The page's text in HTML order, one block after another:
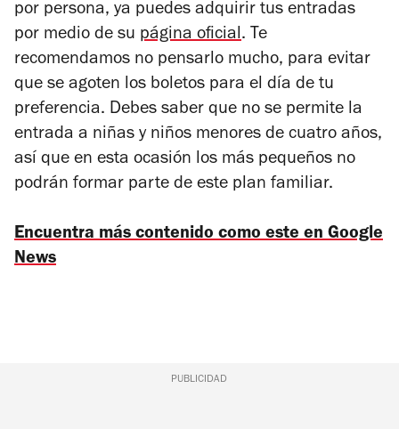
por persona, ya puedes adquirir tus entradas
por medio de su página oficial. Te
recomendamos no pensarlo mucho, para evitar
que se agoten los boletos para el día de tu
preferencia. Debes saber que no se permite la
entrada a niñas y niños menores de cuatro años,
así que en esta ocasión los más pequeños no
podrán formar parte de este plan familiar.
Encuentra más contenido como este en Google
News
PUBLICIDAD